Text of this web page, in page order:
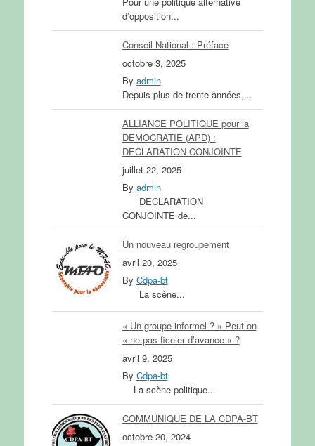
d’opposition...
Conseil National : Préface
octobre 3, 2025
By admin
Depuis plus de trente années,...
ALLIANCE POLITIQUE pour la
DEMOCRATIE (APD) :
DECLARATION CONJOINTE
juillet 22, 2025
By admin
DECLARATION
CONJOINTE de...
Un nouveau regroupement
avril 20, 2025
By Cdpa-bt
La scène...
« Un groupe informel ? » Peut-on
« ne pas ficeler d’avance » ?
avril 9, 2025
By Cdpa-bt
La scène politique...
COMMUNIQUE DE LA CDPA-BT
octobre 20, 2024